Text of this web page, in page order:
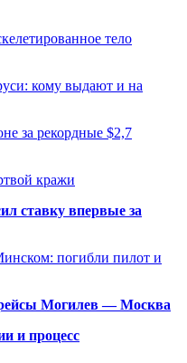
тело
кому выдают и на
за рекордные $2,7
кражи
ставку впервые за
погибли пилот и
Могилев — Москва
и процесс